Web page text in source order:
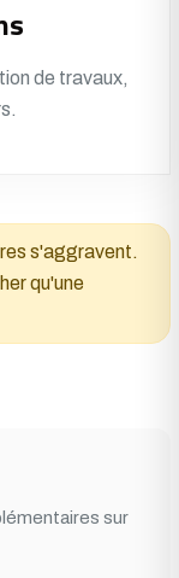
de travaux,
s'aggravent.
qu'une
sur